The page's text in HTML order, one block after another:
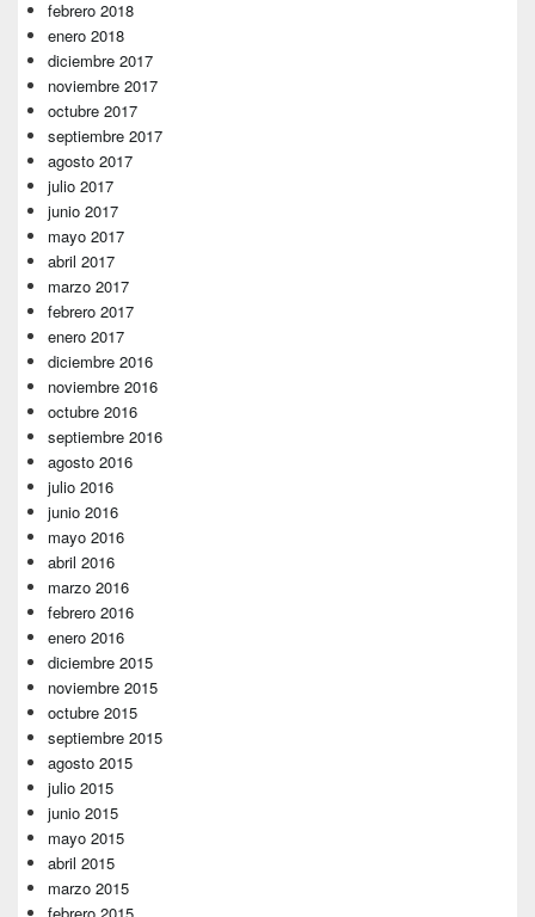
febrero 2018
enero 2018
diciembre 2017
noviembre 2017
octubre 2017
septiembre 2017
agosto 2017
julio 2017
junio 2017
mayo 2017
abril 2017
marzo 2017
febrero 2017
enero 2017
diciembre 2016
noviembre 2016
octubre 2016
septiembre 2016
agosto 2016
julio 2016
junio 2016
mayo 2016
abril 2016
marzo 2016
febrero 2016
enero 2016
diciembre 2015
noviembre 2015
octubre 2015
septiembre 2015
agosto 2015
julio 2015
junio 2015
mayo 2015
abril 2015
marzo 2015